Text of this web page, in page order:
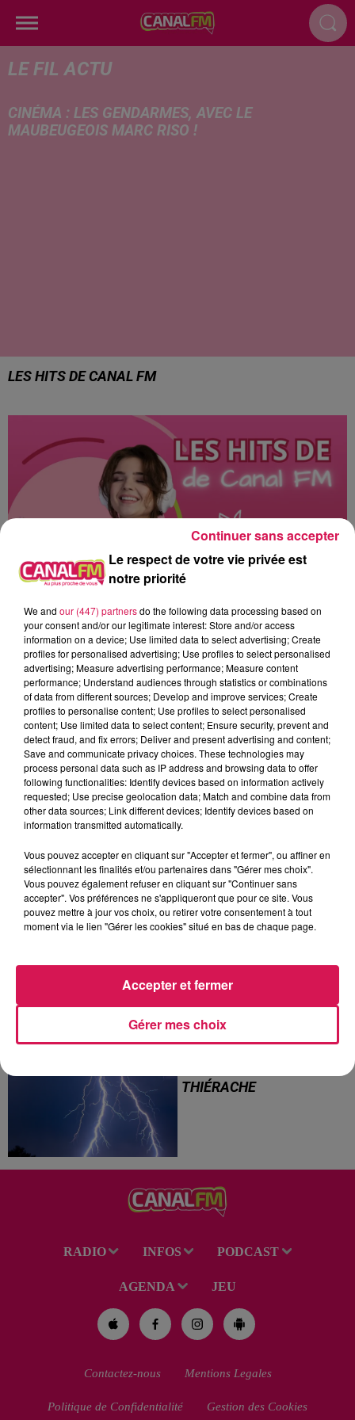
LE FIL ACTU
CINÉMA : LES GENDARMES, AVEC LE
MAUBEUGEOIS MARC RISO !
LES HITS DE CANAL FM
Tous les lundis, mardis, mercredis, jeudis et vendredis de
20h00 à 22h00, les lundis, mardis, mercredis, jeudis et
vendredis de 0h00 à 6h00, les lundis, mardis, mercredis,
jeudis et vendredis de 13h00 à 16h00, les samedis de 0h00 à
8h00, les samedis de 12h00 à 22h00, les dimanches de
2h00 à 7h00, et les dimanches de 12h00 à 0h00.
d'aujourd'hui, Canal FM laisse toute la
place à la musique.
La playlist de Canal FM est un joli mélange de souvenirs, de
ARTICLES LES PLUS CONSULTÉS
THIÉRACHE
l'après-midi et un risque
d'averses orageuses...
RADIO INFOS PODCAST
AGENDA JEU
Contactez-nous Mentions Legales
Politique de Confidentialité Gestion des Cookies
Le respect de votre vie privée est
notre priorité
We and our (447) partnersdo the following data processing based on
your consent and/or our legitimate interest: Store and/or access
information on a device; Use limited data to select advertising; Create
profiles for personalised advertising; Use profiles to select personalised
advertising; Measure advertising performance; Measure content
performance; Understand audiences through statistics or combinations
of data from different sources; Develop and improve services; Create
profiles to personalise content; Use profiles to select personalised
content; Use limited data to select content; Ensure security, prevent and
detect fraud, and fix errors; Deliver and present advertising and content;
Save and communicate privacy choices. These technologies may
process personal data such as IP address and browsing data to offer
following functionalities: Identify devices based on information actively
requested; Use precise geolocation data; Match and combine data from
other data sources; Link different devices; Identify devices based on
information transmitted automatically.
Vous pouvez accepter en cliquant sur "Accepter et fermer", ou affiner en
sélectionnant les finalités et/ou partenaires dans "Gérer mes choix".
Vous pouvez également refuser en cliquant sur "Continuer sans
accepter". Vos préférences ne s'appliqueront que pour ce site. Vous
pouvez mettre à jour vos choix, ou retirer votre consentement à tout
moment via le lien "Gérer les cookies" situé en bas de chaque page.
Gérer mes choix
Accepter et fermer
Continuer sans accepter